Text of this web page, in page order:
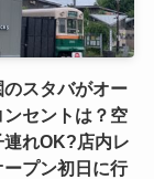
スタバがオー
セントは？空
連れOK?店内レ
ープン初日に行